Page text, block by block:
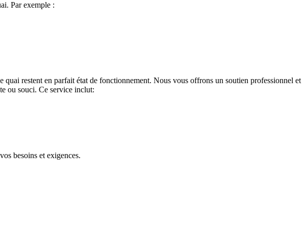
Par exemple :
quai restent en parfait état de fonctionnement. Nous vous offrons un soutien professionnel et
ou souci. Ce service inclut:
besoins et exigences.